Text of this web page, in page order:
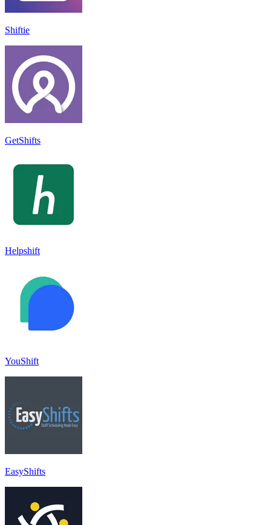
Shiftie
GetShifts
Helpshift
YouShift
EasyShifts